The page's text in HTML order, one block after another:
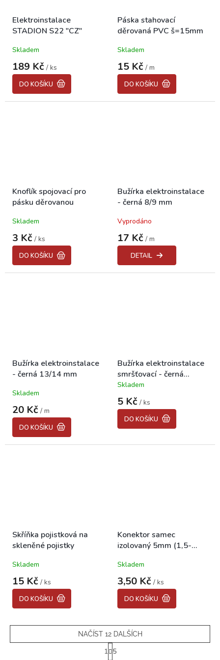
Elektroinstalace
STADION S22 "CZ"
Skladem
189 Kč / ks
DO KOŠÍKU
Páska stahovací
děrovaná PVC š=15mm
Skladem
15 Kč / m
DO KOŠÍKU
Knoflík spojovací pro
pásku děrovanou
Skladem
3 Kč / ks
DO KOŠÍKU
Bužírka elektroinstalace
- černá 8/9 mm
Vyprodáno
17 Kč / m
DETAIL
Bužírka elektroinstalace
- černá 13/14 mm
Skladem
20 Kč / m
DO KOŠÍKU
Bužírka elektroinstalace
smršťovací - černá
d=4,8mm, délka 100mm
Průměrné
hodnocení
produktu
je
5,0
Skladem
5 Kč / ks
DO KOŠÍKU
Skříňka pojistková na
skleněné pojistky
Skladem
15 Kč / ks
DO KOŠÍKU
Konektor samec
izolovaný 5mm (1,5-
Skladem
3,50 Kč / ks
DO KOŠÍKU
NAČÍST 12 DALŠÍCH
S
t
1 5